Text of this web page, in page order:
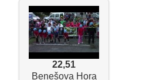
22,51
Benešova Hora